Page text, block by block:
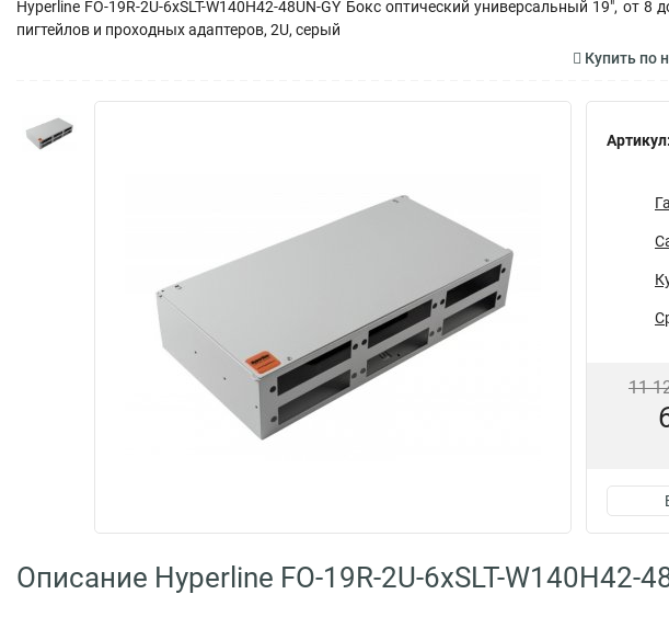
Hyperline FO-19R-2U-6xSLT-W140H42-48UN-GY Бокс оптический универсальный 19", от 8
пигтейлов и проходных адаптеров, 2U, серый
Купить по
Артикул:
11
Описание Hyperline FO-19R-2U-6xSLT-W140H42-